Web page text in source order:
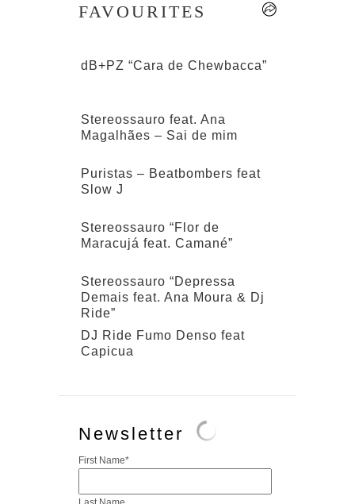
FAVOURITES
dB+PZ “Cara de Chewbacca”
Stereossauro feat. Ana
Magalhães – Sai de mim
Puristas – Beatbombers feat
Slow J
Stereossauro “Flor de
Maracujá feat. Camané”
Stereossauro “Depressa
Demais feat. Ana Moura & Dj
Ride”
DJ Ride Fumo Denso feat
Capicua
Newsletter
First Name*